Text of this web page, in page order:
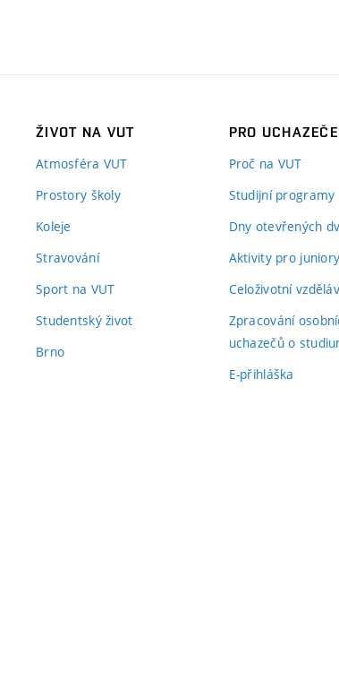
ŽIVOT NA VUT
Atmosféra VUT
Prostory školy
Koleje
Stravování
Sport na VUT
Studentský život
Brno
PRO UCHAZEČE
Proč na VUT
Studijní programy
Dny otevřených
Aktivity pro juniory
Celoživotní
Zpracování
uchazečů o
E-přihláška